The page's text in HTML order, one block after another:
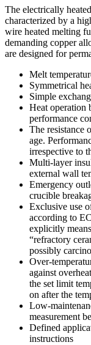
The electrically
characterized by a
wire heated melting
demanding copper
are designed for
Melt
Symmetrical
Simple
Heat operation
performance
The resistance
age.
irrespective to
Multi-layer
external wall
Emergency
crucible
Exclusive use
according to
explicitly
“refractory
possibly
Over-
against
the set limit
on after the
Low-
measurement
Defined
instructions